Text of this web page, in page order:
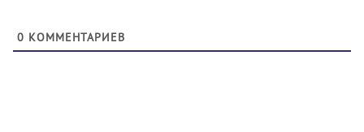
0 КОММЕНТАРИЕВ